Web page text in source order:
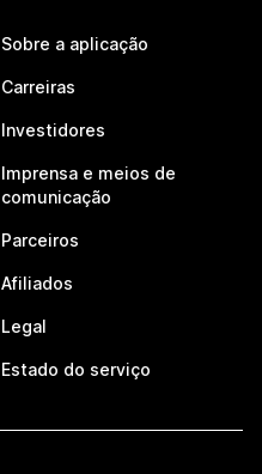
Sobre a aplicação
Carreiras
Investidores
Imprensa e meios de
comunicação
Parceiros
Afiliados
Legal
Estado do serviço